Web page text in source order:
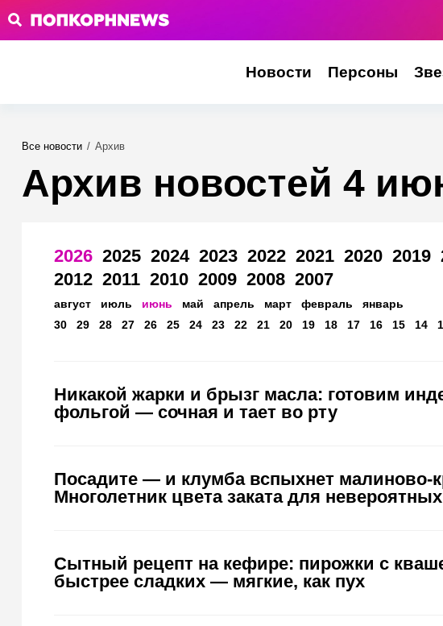
Новости Персоны
Все новости / Архив
Архив новостей 4
2026 2025 2024 2023 2022 2021 2020 2019
2012 2011 2010 2009 2008 2007
август июль июнь май апрель март февраль
январь
30
29 28 27 26 25 24 23 22 21 20 19 18 17 16 15 14
Никакой жарки и брызг масла: готовим
фольгой — сочная и тает во рту
Посадите — и клумба вспыхнет малиново-
Многолетник цвета заката для
Сытный рецепт на кефире: пирожки с
быстрее сладких — мягкие, как пух